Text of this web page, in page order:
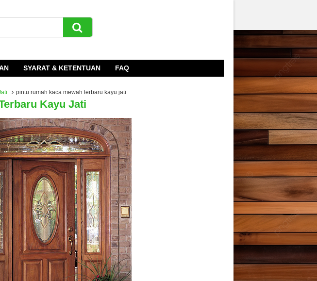
SYARAT & KETENTUAN FAQ
pintu rumah kaca mewah terbaru kayu jati
Kayu Jati